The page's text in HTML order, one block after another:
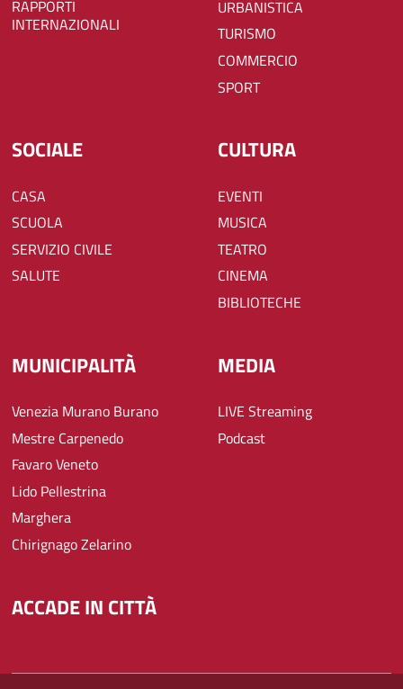
RAPPORTI
INTERNAZIONALI
URBANISTICA
TURISMO
COMMERCIO
SPORT
SOCIALE
CASA
SCUOLA
SERVIZIO CIVILE
SALUTE
CULTURA
EVENTI
MUSICA
TEATRO
CINEMA
BIBLIOTECHE
MUNICIPALITÀ
Venezia Murano Burano
Mestre Carpenedo
Favaro Veneto
Lido Pellestrina
Marghera
Chirignago Zelarino
MEDIA
LIVE Streaming
Podcast
ACCADE IN CITTÀ